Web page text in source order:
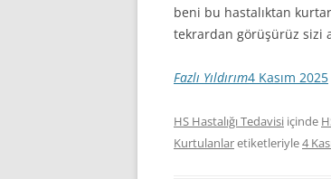
beni bu hastalıktan
tekrardan görüşürüz sizi
Fazlı Yıldırım4 Kasım 2025
HS Hastalığı Tedavisi içinde
Kurtulanlaretiketleriyle4